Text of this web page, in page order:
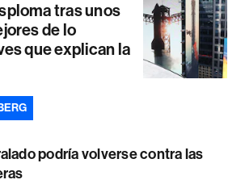
tras unos
de lo
que explican la
podría volverse contra las